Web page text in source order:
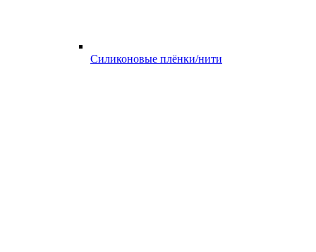
Силиконовые плёнки/нити